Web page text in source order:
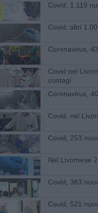
Covid, 1.119
Covid, altri
Coronavirus,
Covid nel
contagi
Coronavirus,
Covid, nel
Covid, 253
Nel Livornese
Covid, 383
Covid, 521